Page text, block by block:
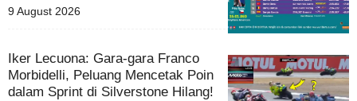
9 August 2026
Iker Lecuona: Gara-gara Franco
Morbidelli, Peluang Mencetak Poin
dalam Sprint di Silverstone Hilang!